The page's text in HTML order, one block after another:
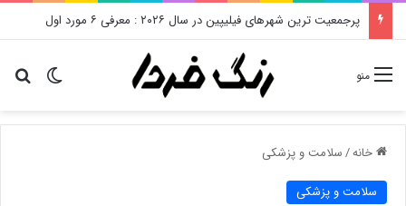
پرجمعیت ترین شهرهای فیلیپین در سال ۲۰۲۶ : معرفی ۶ مورد اول
تغییر منو
خانه/سلامت و پزشکی
سلامت و پزشکی